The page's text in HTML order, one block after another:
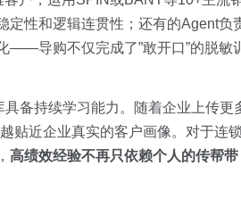
定性和逻辑连贯性；还有的Agent
——导购不仅完成了”敢开口”的脱敏
备持续学习能力。随着企业上传
贴近企业真实的客户画像。对于连
高绩效经验不再只依赖个人的传帮带